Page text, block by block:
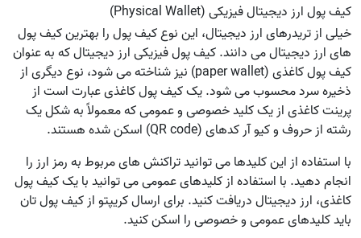
کیف پول ارز دیجیتال فیزیکی (Physical Wallet)
خیلی از تریدرهای ارز دیجیتال، این نوع کیف پول را بهترین کیف پول
های ارز دیجیتال می دانند. کیف پول فیزیکی ارز دیجیتال که به عنوان
کیف پول کاغذی (paper wallet) نیز شناخته می شود، نوع دیگری از
ذخیره سرد محسوب می شود. یک کیف پول کاغذی عبارت است از
پرینت کاغذی از یک کلید خصوصی و عمومی که معمولاً به شکل یک
رشته از حروف و کیو آر کدهای (QR code) اسکن شده هستند.
با استفاده از این کلیدها می توانید تراکنش های مربوط به رمز ارز را
انجام دهید. با استفاده از کلیدهای عمومی می توانید با یک کیف پول
کاغذی، ارز دیجیتال دریافت کنید. برای ارسال کریپتو از کیف پول تان
باید کلیدهای عمومی و خصوصی را اسکن کنید.